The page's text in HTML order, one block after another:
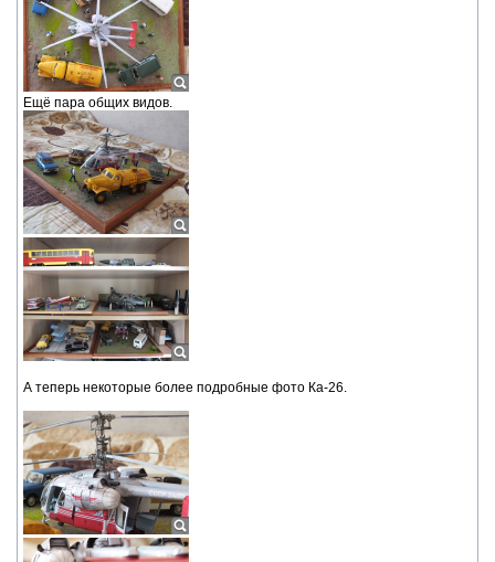
Ещё пара общих видов.
А теперь некоторые более подробные фото Ка-26.